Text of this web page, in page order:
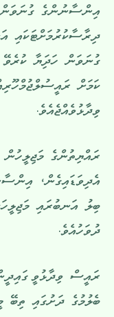
އިންސާނުންގެ
ދިރާސާކުރުމަށްޓަކައި
ގުނަވަން ހަދަިޔާ ކުރެވޭ
ކަމަށް
ވިދާޅުވެއްޖެއެވެ.
ރައްޔިތުންގެ
އެދިވަޑައިގެން،
ބިލު އަނބުރައި
ދުވަހުއެވެ.
ރައީސް ވިދާޅުވީ
ބެލުމުގެ ދަށުގައި